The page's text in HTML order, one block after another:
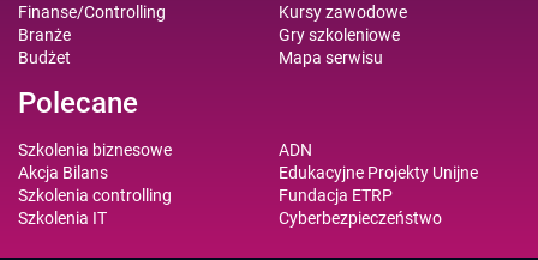
Finanse/Controlling
Branże
Budżet
Kursy zawodowe
Gry szkoleniowe
Mapa serwisu
Polecane
Szkolenia biznesowe
Akcja Bilans
Szkolenia controlling
Szkolenia IT
ADN
Edukacyjne Projekty Unijne
Fundacja ETRP
Cyberbezpieczeństwo